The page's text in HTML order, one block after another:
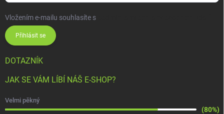
Vložením e-mailu souhlasíte s
Přihlásit se
DOTAZNÍK
JAK SE VÁM LÍBÍ NÁŠ E-SHOP?
Velmi pěkný
(80%)